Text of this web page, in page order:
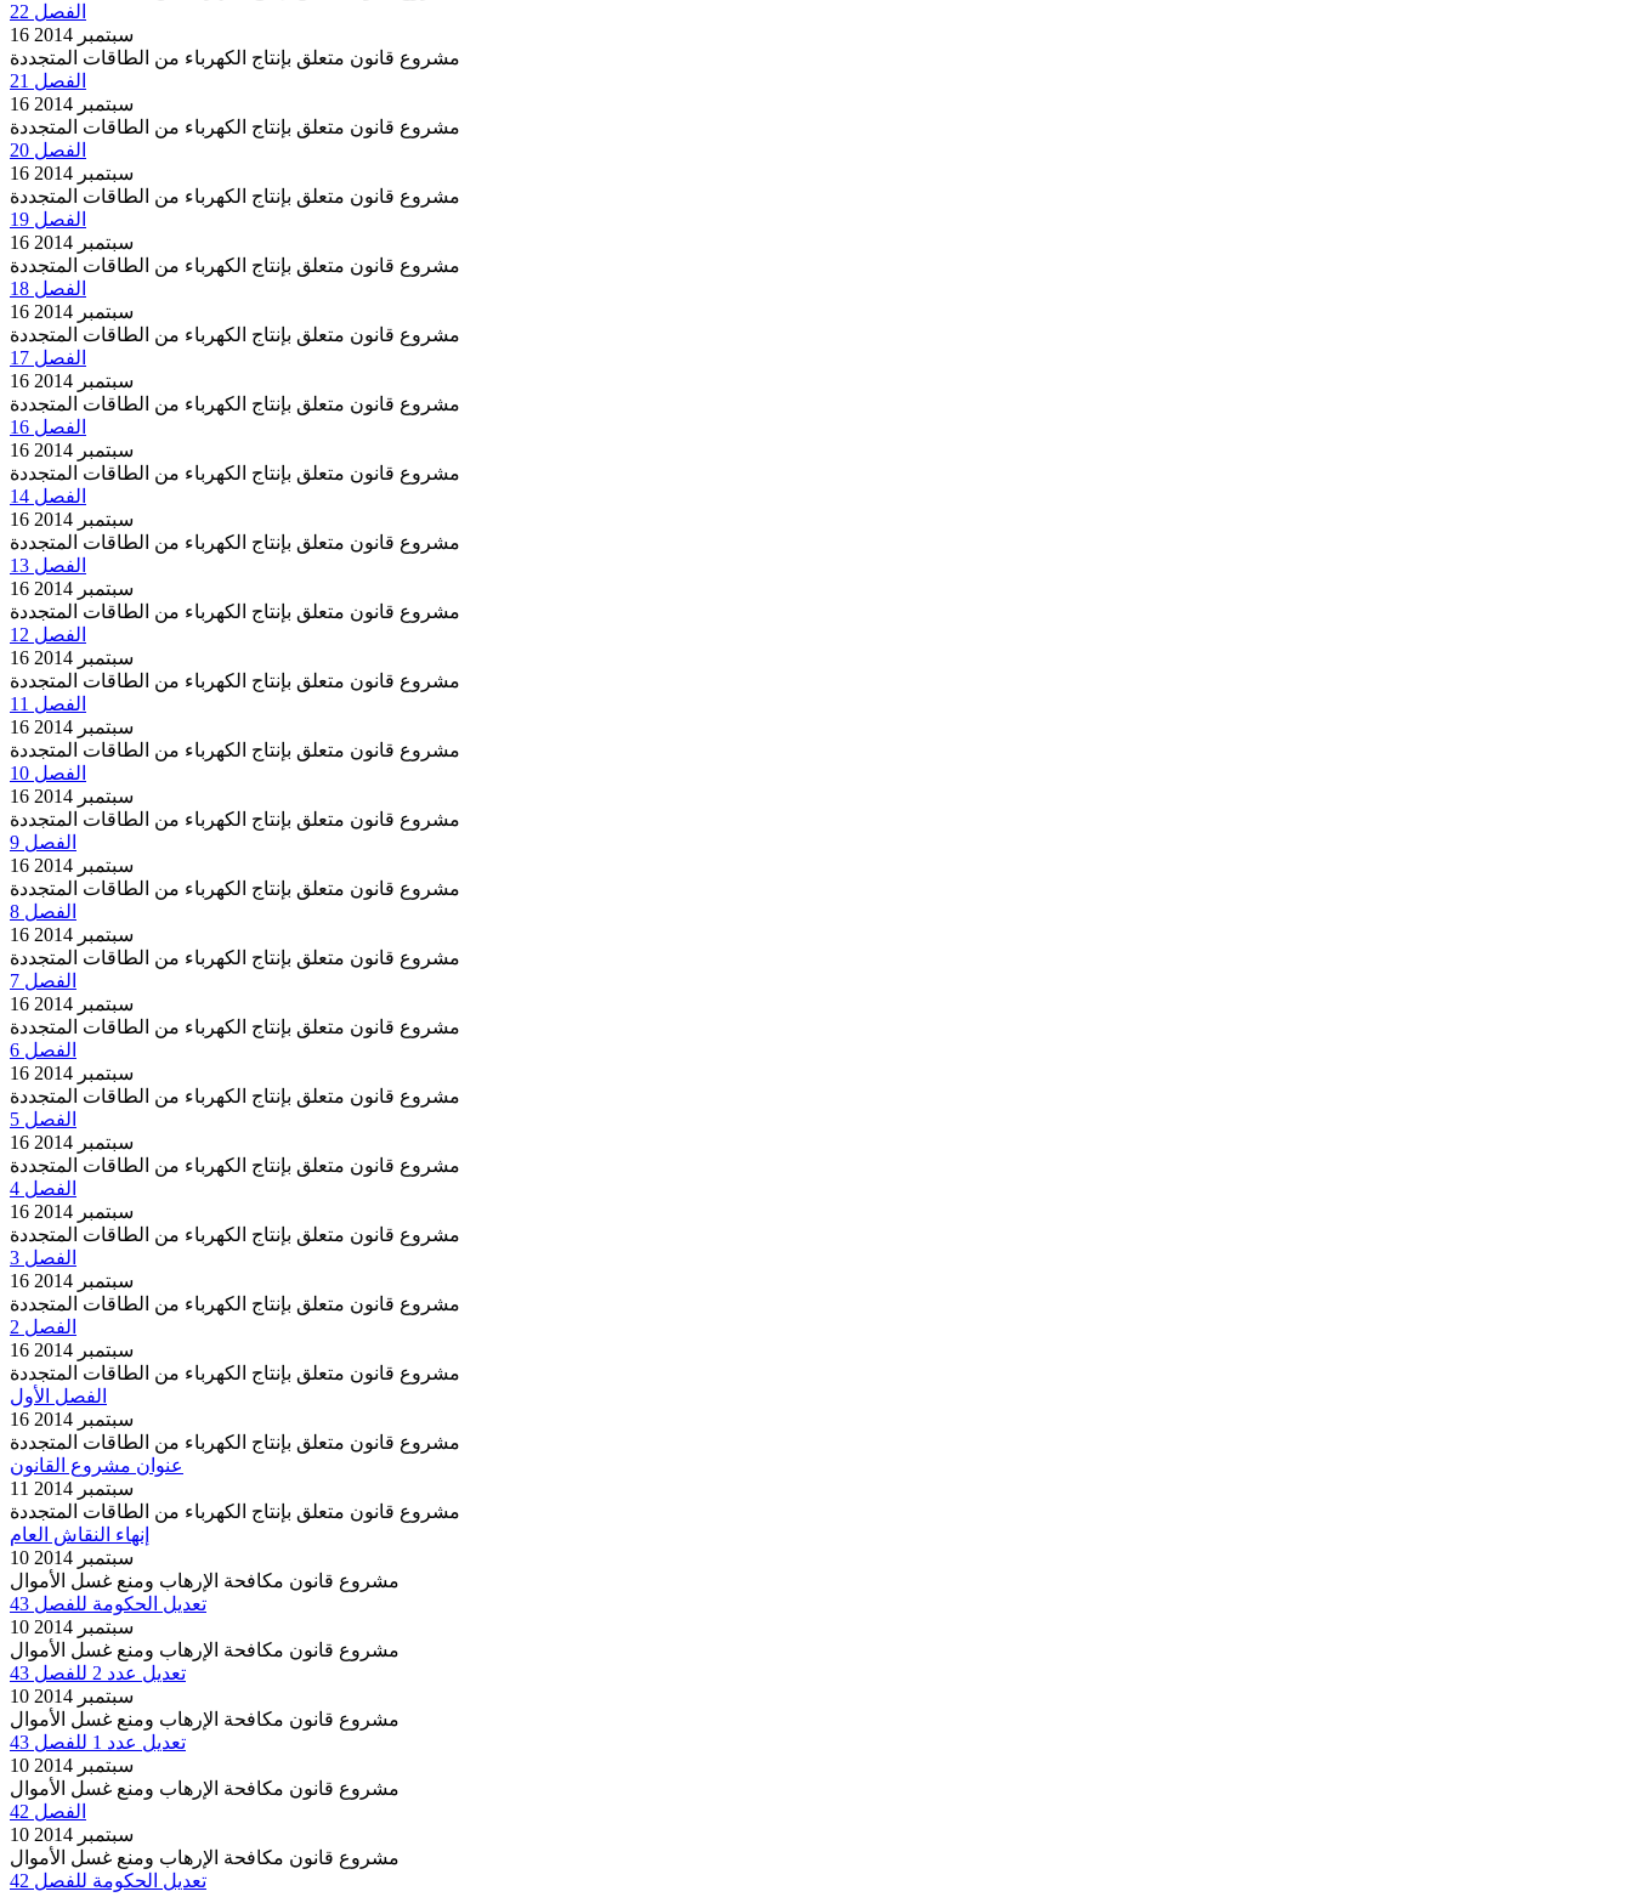
الفصل 22
16 سبتمبر 2014
مشروع قانون متعلق بإنتاج الكهرباء من الطاقات المتجددة
الفصل 21
16 سبتمبر 2014
مشروع قانون متعلق بإنتاج الكهرباء من الطاقات المتجددة
الفصل 20
16 سبتمبر 2014
مشروع قانون متعلق بإنتاج الكهرباء من الطاقات المتجددة
الفصل 19
16 سبتمبر 2014
مشروع قانون متعلق بإنتاج الكهرباء من الطاقات المتجددة
الفصل 18
16 سبتمبر 2014
مشروع قانون متعلق بإنتاج الكهرباء من الطاقات المتجددة
الفصل 17
16 سبتمبر 2014
مشروع قانون متعلق بإنتاج الكهرباء من الطاقات المتجددة
الفصل 16
16 سبتمبر 2014
مشروع قانون متعلق بإنتاج الكهرباء من الطاقات المتجددة
الفصل 14
16 سبتمبر 2014
مشروع قانون متعلق بإنتاج الكهرباء من الطاقات المتجددة
الفصل 13
16 سبتمبر 2014
مشروع قانون متعلق بإنتاج الكهرباء من الطاقات المتجددة
الفصل 12
16 سبتمبر 2014
مشروع قانون متعلق بإنتاج الكهرباء من الطاقات المتجددة
الفصل 11
16 سبتمبر 2014
مشروع قانون متعلق بإنتاج الكهرباء من الطاقات المتجددة
الفصل 10
16 سبتمبر 2014
مشروع قانون متعلق بإنتاج الكهرباء من الطاقات المتجددة
الفصل 9
16 سبتمبر 2014
مشروع قانون متعلق بإنتاج الكهرباء من الطاقات المتجددة
الفصل 8
16 سبتمبر 2014
مشروع قانون متعلق بإنتاج الكهرباء من الطاقات المتجددة
الفصل 7
16 سبتمبر 2014
مشروع قانون متعلق بإنتاج الكهرباء من الطاقات المتجددة
الفصل 6
16 سبتمبر 2014
مشروع قانون متعلق بإنتاج الكهرباء من الطاقات المتجددة
الفصل 5
16 سبتمبر 2014
مشروع قانون متعلق بإنتاج الكهرباء من الطاقات المتجددة
الفصل 4
16 سبتمبر 2014
مشروع قانون متعلق بإنتاج الكهرباء من الطاقات المتجددة
الفصل 3
16 سبتمبر 2014
مشروع قانون متعلق بإنتاج الكهرباء من الطاقات المتجددة
الفصل 2
16 سبتمبر 2014
مشروع قانون متعلق بإنتاج الكهرباء من الطاقات المتجددة
الفصل الأول
16 سبتمبر 2014
مشروع قانون متعلق بإنتاج الكهرباء من الطاقات المتجددة
عنوان مشروع القانون
11 سبتمبر 2014
مشروع قانون متعلق بإنتاج الكهرباء من الطاقات المتجددة
إنهاء النقاش العام
10 سبتمبر 2014
مشروع قانون مكافحة الإرهاب ومنع غسل الأموال
تعديل الحكومة للفصل 43
10 سبتمبر 2014
مشروع قانون مكافحة الإرهاب ومنع غسل الأموال
تعديل عدد 2 للفصل 43
10 سبتمبر 2014
مشروع قانون مكافحة الإرهاب ومنع غسل الأموال
تعديل عدد 1 للفصل 43
10 سبتمبر 2014
مشروع قانون مكافحة الإرهاب ومنع غسل الأموال
الفصل 42
10 سبتمبر 2014
مشروع قانون مكافحة الإرهاب ومنع غسل الأموال
تعديل الحكومة للفصل 42